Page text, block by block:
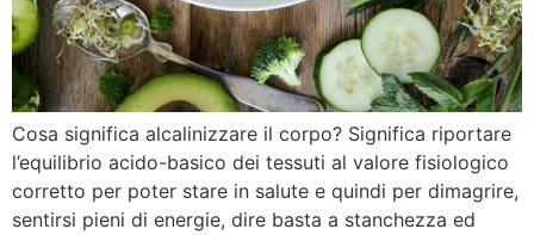
Cosa significa alcalinizzare il corpo? Significa riportare
l’equilibrio acido-basico dei tessuti al valore fisiologico
corretto per poter stare in salute e quindi per dimagrire,
sentirsi pieni di energie, dire basta a stanchezza ed